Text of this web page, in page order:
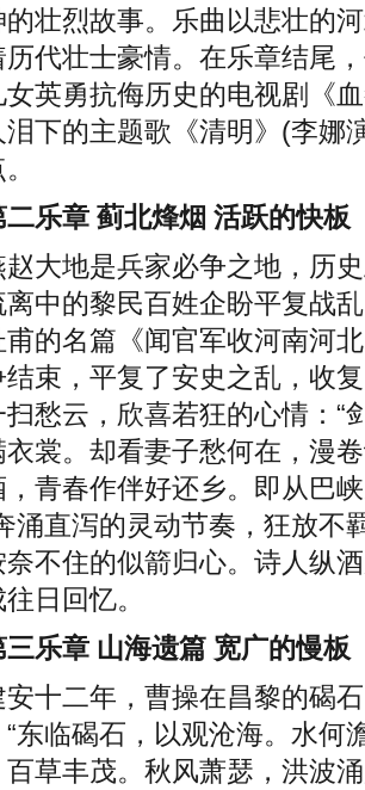
的壮烈故事。乐曲以悲壮的
历代壮士豪情。在乐章结尾
女英勇抗侮历史的电视剧《
泪下的主题歌《清明》(李娜
乐章 蓟北烽烟 活跃的快板
地是兵家必争之地，历史
离中的黎民百姓企盼平复战
甫的名篇《闻官军收河南河
结束，平复了安史之乱，收
扫愁云，欣喜若狂的心情：“
衣裳。却看妻子愁何在，漫
，青春作伴好还乡。即从巴
涌直泻的灵动节奏，狂放不
奈不住的似箭归心。诗人纵
日回忆。
乐章 山海遗篇 宽广的慢板
二年，曹操在昌黎的碣石
东临碣石，以观沧海。水何
百草丰茂。秋风萧瑟，洪波